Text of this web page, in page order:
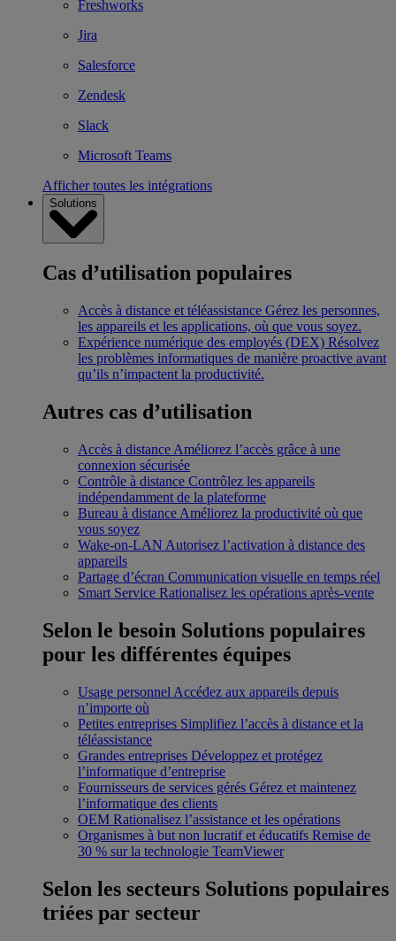
Freshworks
Jira
Salesforce
Zendesk
Slack
Microsoft Teams
Afficher toutes les intégrations
Solutions
Cas d’utilisation populaires
Accès à distance et téléassistance Gérez les personnes,
les appareils et les applications, où que vous soyez.
Expérience numérique des employés (DEX) Résolvez
les problèmes informatiques de manière proactive avant
qu’ils n’impactent la productivité.
Autres cas d’utilisation
Accès à distance Améliorez l’accès grâce à une
connexion sécurisée
Contrôle à distance Contrôlez les appareils
indépendamment de la plateforme
Bureau à distance Améliorez la productivité où que
vous soyez
Wake-on-LAN Autorisez l’activation à distance des
appareils
Partage d’écran Communication visuelle en temps réel
Smart Service Rationalisez les opérations après-vente
Selon le besoin Solutions populaires
pour les différentes équipes
Usage personnel Accédez aux appareils depuis
n’importe où
Petites entreprises Simplifiez l’accès à distance et la
téléassistance
Grandes entreprises Développez et protégez
l’informatique d’entreprise
Fournisseurs de services gérés Gérez et maintenez
l’informatique des clients
OEM Rationalisez l’assistance et les opérations
Organismes à but non lucratif et éducatifs Remise de
30 % sur la technologie TeamViewer
Selon les secteurs Solutions populaires
triées par secteur